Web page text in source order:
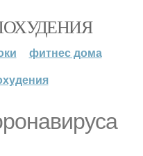
фитнес дома